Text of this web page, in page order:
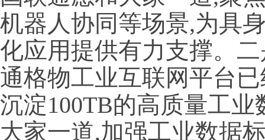
机器人协同等场景,为具
化应用提供有力支撑。
通格物工业互联网平台
沉淀100TB的高质量工
大家一道,加强工业数据